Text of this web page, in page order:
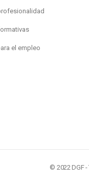
el empleo
© 2022 DGF